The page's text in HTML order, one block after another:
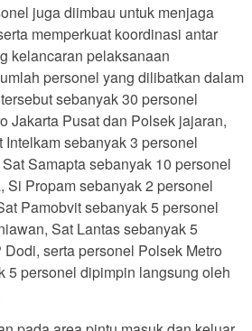
juga diimbau untuk menjaga
memperkuat koordinasi antar
kelancaran pelaksanaan
personel yang dilibatkan dalam
sebanyak 30 personel
Jakarta Pusat dan Polsek jajaran,
sebanyak 3 personel
Samapta sebanyak 10 personel
Si Propam sebanyak 2 personel
Pamobvit sebanyak 5 personel
Sat Lantas sebanyak 5
serta personel Polsek Metro
5 personel dipimpin langsung oleh